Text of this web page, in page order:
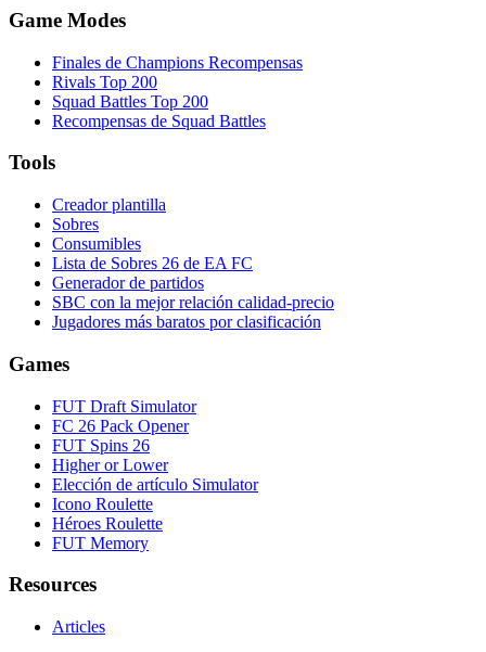
Game Modes
Finales de Champions Recompensas
Rivals Top 200
Squad Battles Top 200
Recompensas de Squad Battles
Tools
Creador plantilla
Sobres
Consumibles
Lista de Sobres 26 de EA FC
Generador de partidos
SBC con la mejor relación calidad-precio
Jugadores más baratos por clasificación
Games
FUT Draft Simulator
FC 26 Pack Opener
FUT Spins 26
Higher or Lower
Elección de artículo Simulator
Icono Roulette
Héroes Roulette
FUT Memory
Resources
Articles